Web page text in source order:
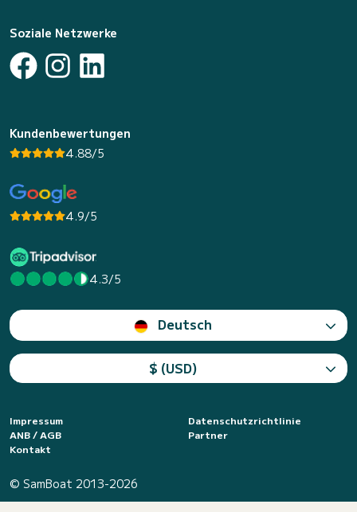
Soziale Netzwerke
Kundenbewertungen
4.88/5
4.9/5
4.3/5
Deutsch
$ (USD)
Impressum
Datenschutzrichtlinie
ANB / AGB
Partner
Kontakt
© SamBoat 2013-2026